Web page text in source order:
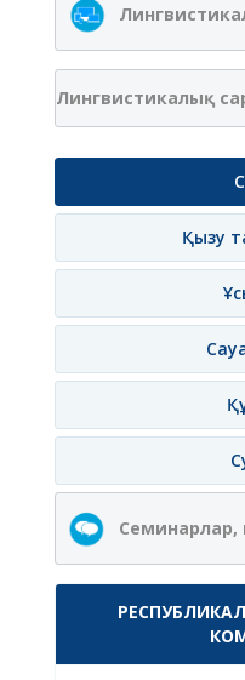
Лингвистикалық
Қызу
Семинарлар,